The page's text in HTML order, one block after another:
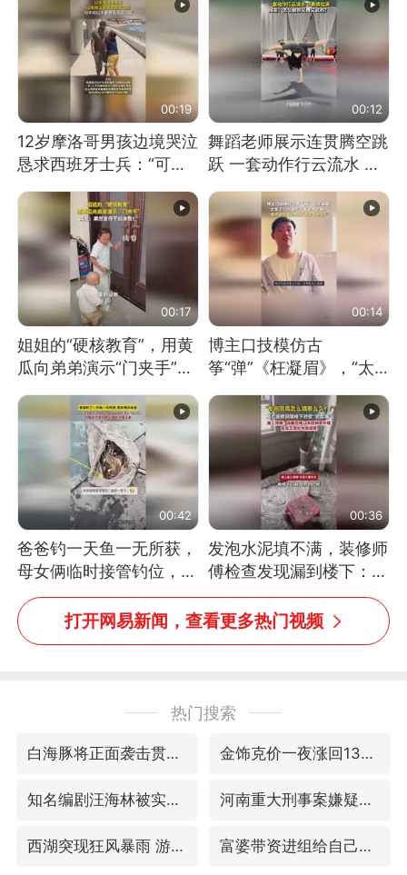
00:19
12岁摩洛哥男孩边境哭泣
恳求西班牙士兵：“可不
00:12
舞蹈老师展示连贯腾空跳
跃 一套动作行云流水 节
到又舞又武的？
00:17
姐姐的“硬核教育”，用黄
瓜向弟弟演示“门夹手”，
教！
00:14
博主口技模仿古
筝“弹”《枉凝眉》，“太
吗？”“或将成为首位考级
不带古筝的选手。”（来
源：新华每日电讯）
00:42
爸爸钓一天鱼一无所获，
母女俩临时接管钓位，用
玩具鱼竿钓上大鱼
00:36
发泡水泥填不满，装修师
傅检查发现漏到楼下：出
风口未延伸到外墙
打开网易新闻，查看更多热门视频
热门搜索
白海豚将正面袭击贯穿浙江 金饰克价一夜涨回1300元
知名编剧汪海林被实名举报偷税漏税 河南重大刑事案嫌疑人落网
西湖突现狂风暴雨 游客瞬间被浇透 富婆带资进组给自己硬加60多场吻戏